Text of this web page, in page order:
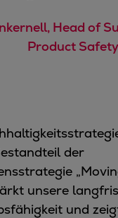
Head of
Product Safety
der
unsere
und